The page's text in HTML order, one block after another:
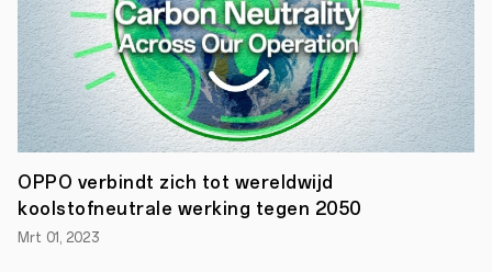
dagelijks
leven
door
het
gemak
en
gebruiksgemak?
Of
zelfs
de
eigenaren
OPPO verbindt zich tot wereldwijd
koolstofneutrale werking tegen 2050
Mrt 01, 2023